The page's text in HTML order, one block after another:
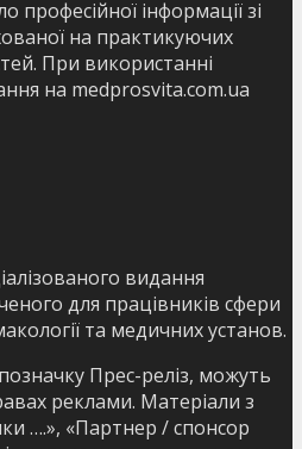
професійної інформації зі
на практикуючих
При використанні
на medprosvita.com.ua
видання
для працівників сфери
та медичних установ.
Прес-реліз, можуть
реклами. Матеріали з
….», «Партнер / спонсор